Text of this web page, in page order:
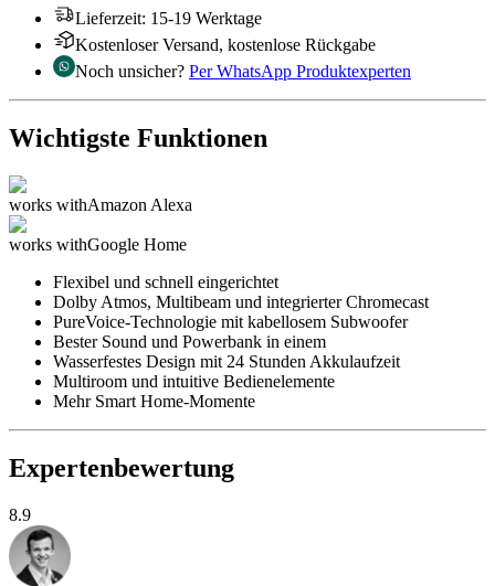
Lieferzeit: 15-19 Werktage
Kostenloser Versand, kostenlose Rückgabe
Noch unsicher? Per WhatsApp Produktexperten
Wichtigste Funktionen
works withAmazon Alexa
works withGoogle Home
Flexibel und schnell eingerichtet
Dolby Atmos, Multibeam und integrierter Chromecast
PureVoice-Technologie mit kabellosem Subwoofer
Bester Sound und Powerbank in einem
Wasserfestes Design mit 24 Stunden Akkulaufzeit
Multiroom und intuitive Bedienelemente
Mehr Smart Home-Momente
Expertenbewertung
8.9